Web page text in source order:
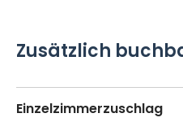
Zusätzlich
Einzelzimmerzuschlag